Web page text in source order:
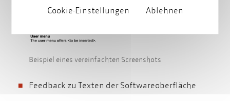
Beispiel eines vereinfachten Screenshots
Feedback zu Texten der Softwareoberfläche
Cookie-Einstellungen Ablehnen